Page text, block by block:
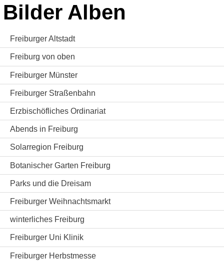
Bilder Alben
Freiburger Altstadt
Freiburg von oben
Freiburger Münster
Freiburger Straßenbahn
Erzbischöfliches Ordinariat
Abends in Freiburg
Solarregion Freiburg
Botanischer Garten Freiburg
Parks und die Dreisam
Freiburger Weihnachtsmarkt
winterliches Freiburg
Freiburger Uni Klinik
Freiburger Herbstmesse